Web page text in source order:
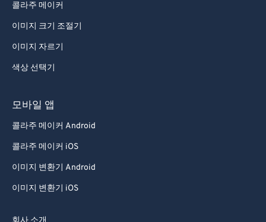
콜라주 메이커
이미지 크기 조절기
이미지 자르기
색상 선택기
모바일 앱
콜라주 메이커 Android
콜라주 메이커 iOS
이미지 변환기 Android
이미지 변환기 iOS